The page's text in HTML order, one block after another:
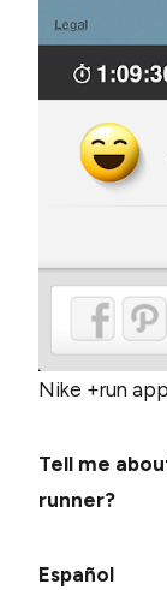
Nike +run app
Tell me
runner?
Español